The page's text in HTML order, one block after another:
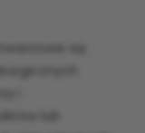
są
lub